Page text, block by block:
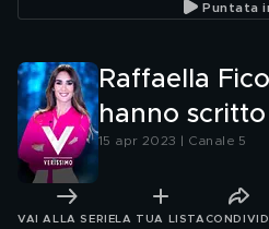
Puntata
Raffaella
hanno
15 apr 2023 | Canale 5
VAI ALLA SERIE LA TUA LISTA CONDIVIDI